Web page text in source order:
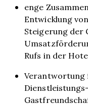
enge
Entwicklung
Steigerung der
Rufs in der
Verantwortung